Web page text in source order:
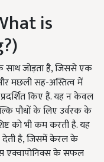
is
साथ जोड़ता है, जिससे एक
और मछली सह-अस्तित्व में
किए हैं. यह न केवल
पौधों के लिए उर्वरक के
को भी कम करती है. यह
देती है, जिसमें केरल के
एक्वापोनिक्स के सफल